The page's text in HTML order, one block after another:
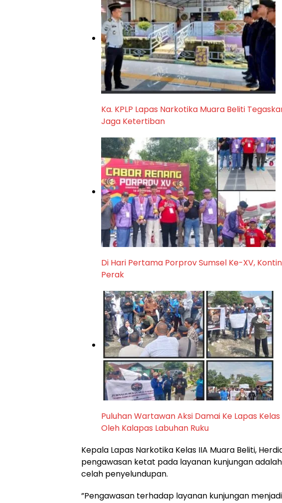
Ka. KPLP Lapas Narkotika Muara Beliti
Jaga Ketertiban
Di Hari Pertama Porprov Sumsel Ke-XV,
Perak
Puluhan Wartawan Aksi Damai Ke Lapas
Oleh Kalapas Labuhan Ruku
​Kepala Lapas Narkotika Kelas IIA Muara Beliti,
pengawasan ketat pada layanan kunjungan
celah penyelundupan.
​”Pengawasan terhadap layanan kunjungan